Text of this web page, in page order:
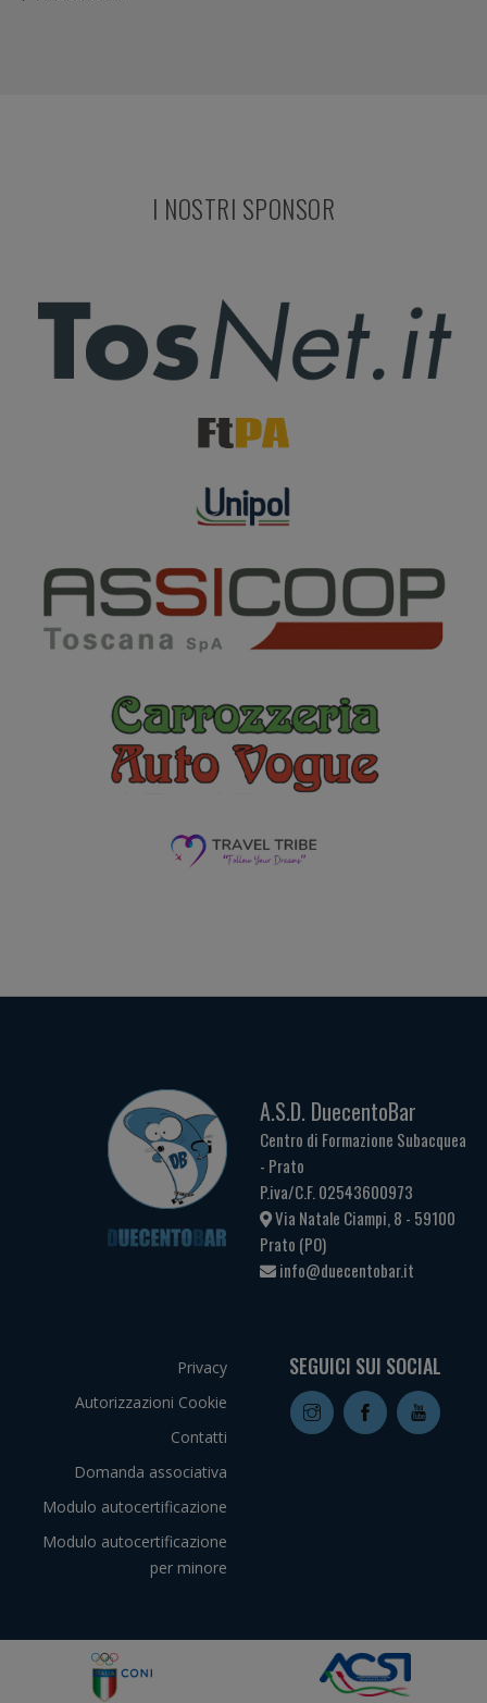
I NOSTRI SPONSOR
A.S.D. DuecentoBar
Centro di Formazione Subacquea
- Prato
P.iva/C.F. 02543600973
Via Natale Ciampi, 8 - 59100
Prato (PO)
info@duecentobar.it
Privacy
Autorizzazioni Cookie
Contatti
Domanda associativa
Modulo autocertificazione
Modulo autocertificazione
per minore
SEGUICI SUI SOCIAL